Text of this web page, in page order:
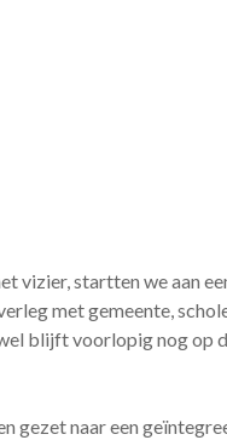
vizier, startten we aan
met gemeente,
blijft voorlopig nog op
gezet naar een